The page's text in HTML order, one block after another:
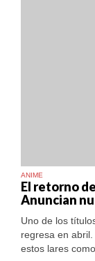
ANIME
El retorno
Anuncian
Uno de los
regresa en
estos lares